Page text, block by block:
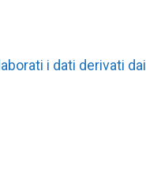
i dati derivati dai